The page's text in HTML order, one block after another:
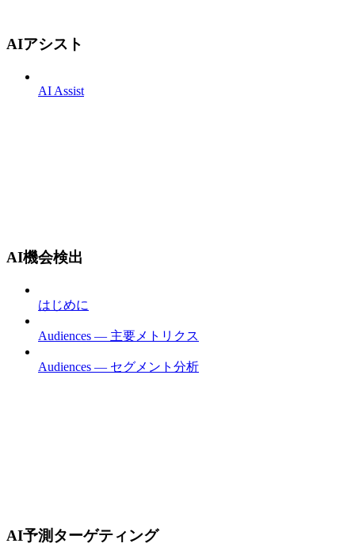
AIアシスト
AI Assist
AI機会検出
はじめに
Audiences — 主要メトリクス
Audiences — セグメント分析
AI予測ターゲティング